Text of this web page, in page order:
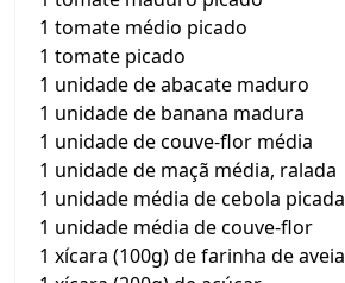
1 tomate médio picado
1 tomate picado
1 unidade de abacate maduro
1 unidade de banana madura
1 unidade de couve-flor média
1 unidade de maçã média, ralada
1 unidade média de cebola picada
1 unidade média de couve-flor
1 xícara (100g) de farinha de aveia